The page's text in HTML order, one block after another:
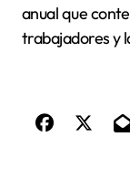
anual que
trabajadores y